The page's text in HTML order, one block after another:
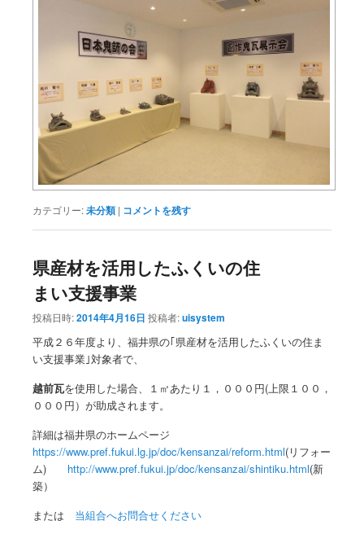
カテゴリー:未分類 | コメントを残す
県産材を活用したふくいの住
まい支援事業
投稿日時:2014年4月16日 投稿者:uisystem
平成２６年度より、福井県の｢県産材を活用したふくいの住ま
い支援事業｣対象者で、
越前瓦を使用した場合、１㎡あたり１，０００円(上限１００，
０００円）が助成されます。
詳細は福井県のホームページ
https://www.pref.fukui.lg.jp/doc/kensanzai/reform.html(リフォー
ム) http://www.pref.fukui.jp/doc/kensanzai/shintiku.html(新
築）
または 当組合へお問合せください